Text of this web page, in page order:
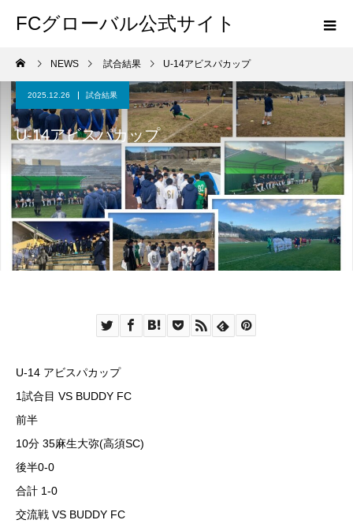
FCグローバル公式サイト
NEWS 試合結果 U-14アビスパカップ
2025.12.26 試合結果
U-14アビスパカップ
U-14 アビスパカップ
1試合目 VS BUDDY FC
前半
10分 35麻生大弥(高須SC)
後半0-0
合計 1-0
交流戦 VS BUDDY FC